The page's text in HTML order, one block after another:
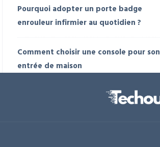
Pourquoi adopter un porte badge
enrouleur infirmier au quotidien ?
Comment choisir une console pour son
entrée de maison